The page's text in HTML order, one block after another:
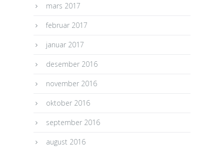
mars 2017
februar 2017
januar 2017
desember 2016
november 2016
oktober 2016
september 2016
august 2016